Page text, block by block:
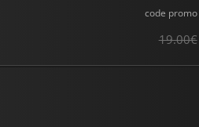
code promo
19.00€